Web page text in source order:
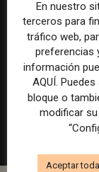
Barcelona Gods
en Watif
Madrid Watif
En nuestro
terceros para
tráfico web,
preferencias
información
AQUÍ.
bloque o
modificar
Aceptar